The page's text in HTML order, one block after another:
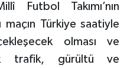
Futbol Takımı’nın
Türkiye saatiyle
olması ve
trafik, gürültü ve